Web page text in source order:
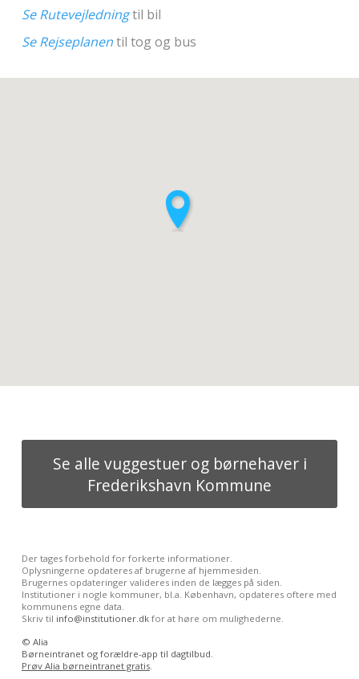
Se Rutevejledningtil bil
Se Rejseplanentil tog og bus
Se alle vuggestuer og børnehaver i
Frederikshavn Kommune
Der tages forbehold for forkerte informationer.
Oplysningerne opdateres af brugerne af hjemmesiden.
Brugernes opdateringer valideres inden de lægges på siden.
Institutioner i nogle kommuner, bl.a. København, opdateres oftere med
kommunens egne data.
Skriv til info@institutioner.dkfor at høre om mulighederne.
© Alia
Børneintranet og forældre-app til dagtilbud.
Prøv Alia børneintranet gratis.